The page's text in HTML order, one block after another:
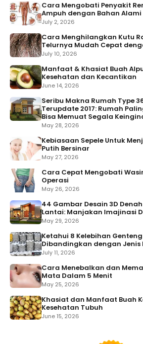
Cara Mengobati Penyakit
Ampuh dengan Bahan Alami
July 2, 2026
Cara Menghilangkan Kutu
Telurnya Mudah Cepat
July 10, 2026
Manfaat & Khasiat Buah
Kesehatan dan Kecantikan
June 14, 2026
Seribu Makna Rumah Type
Terupdate 2017: Rumah
Bisa Memuat Segala
May 28, 2026
Kebiasaan Sepele Untuk
Putih Bersinar
May 27, 2026
Cara Cepat Mengobati
Operasi
May 26, 2026
44 Gambar Desain 3D
Lantai: Manjakan Imajinasi
May 29, 2026
Ketahui 8 Kelebihan
Dibandingkan dengan Jenis
July 11, 2026
Cara Menebalkan dan
Mata Dalam 5 Menit
May 25, 2026
Khasiat dan Manfaat Buah
Kesehatan Tubuh
June 15, 2026